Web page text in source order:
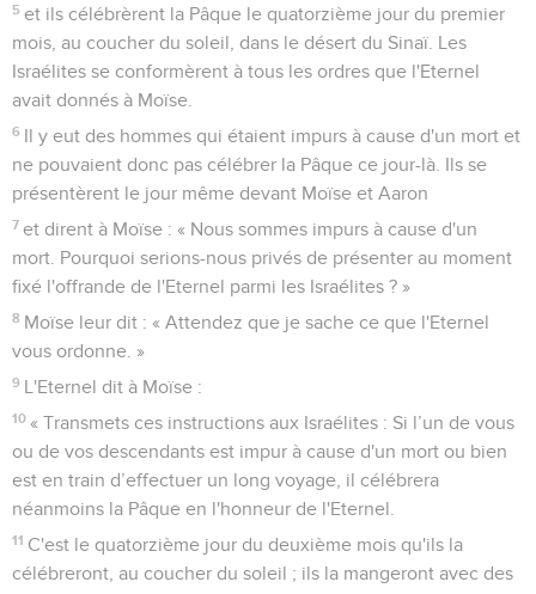
5 et ils célébrèrent la Pâque le quatorzième jour du premier
mois, au coucher du soleil, dans le désert du Sinaï. Les
Israélites se conformèrent à tous les ordres que l'Eternel
avait donnés à Moïse.
6 Il y eut des hommes qui étaient impurs à cause d'un mort et
ne pouvaient donc pas célébrer la Pâque ce jour-là. Ils se
présentèrent le jour même devant Moïse et Aaron
7 et dirent à Moïse : « Nous sommes impurs à cause d'un
mort. Pourquoi serions-nous privés de présenter au moment
fixé l'offrande de l'Eternel parmi les Israélites ? »
8 Moïse leur dit : « Attendez que je sache ce que l'Eternel
vous ordonne. »
9 L'Eternel dit à Moïse :
10 « Transmets ces instructions aux Israélites : Si l’un de vous
ou de vos descendants est impur à cause d'un mort ou bien
est en train d’effectuer un long voyage, il célébrera
néanmoins la Pâque en l'honneur de l'Eternel.
11 C'est le quatorzième jour du deuxième mois qu'ils la
célébreront, au coucher du soleil ; ils la mangeront avec des